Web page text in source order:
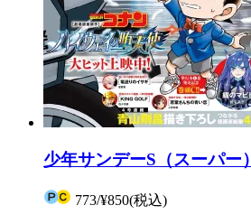
少年サンデーS（スーパー）
773/¥850(税込)